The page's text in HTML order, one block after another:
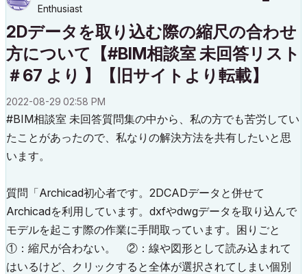
Enthusiast
2Dデータを取り込む際の縮尺の合わせ
方について【#BIM相談室 未回答リスト
＃67 より 】【旧サイトより転載】
‎2022-08-29 02:58 PM
#BIM相談室 未回答質問集の中から、私の方でも苦労してい
たことがあったので、私なりの解決方法を共有したいと思
います。
質問「Archicad初心者です。2DCADデータと併せて
Archicadを利用しています。dxfやdwgデータを取り込んで
モデルを起こす際の作業に手間取っています。困りごと
①：縮尺が合わない。 ②：線や図形として読み込まれて
はいるけど、クリックすると全体が選択されてしまい個別